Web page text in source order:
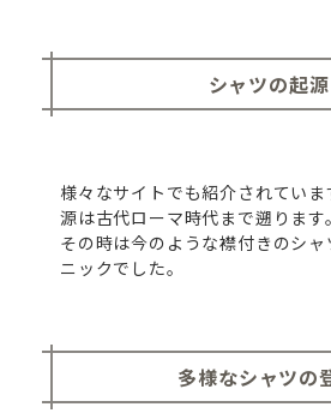
シャツの起源
様々なサイトでも紹介されてい
源は古代ローマ時代まで遡ります。
その時は今のような襟付きのシ
ニックでした。
多様なシャツの